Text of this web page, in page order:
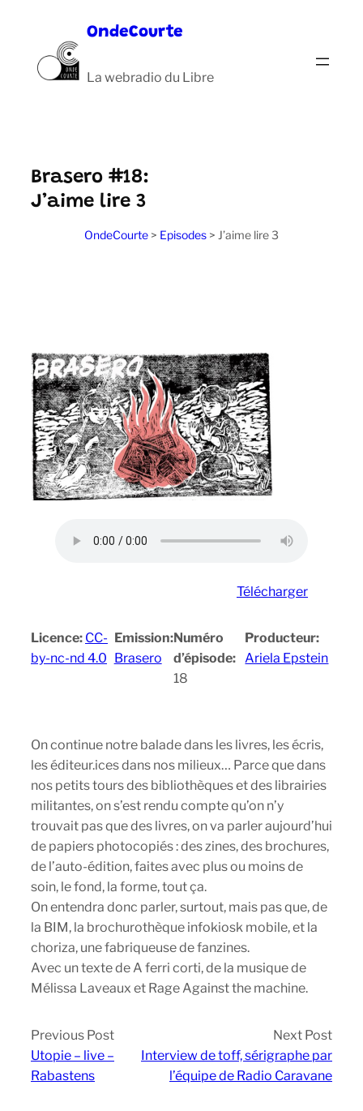
contenu
OndeCourte
La webradio du Libre
Brasero #18:
J’aime lire 3
OndeCourte > Episodes > J’aime lire 3
Télécharger
Licence: CC-
by-nc-nd 4.0
Emission:
Brasero
Numéro
d’épisode:
18
Producteur:
Ariela Epstein
On continue notre balade dans les livres, les écris,
les éditeur.ices dans nos milieux… Parce que dans
nos petits tours des bibliothèques et des librairies
militantes, on s’est rendu compte qu’on n’y
trouvait pas que des livres, on va parler aujourd’hui
de papiers photocopiés : des zines, des brochures,
de l’auto-édition, faites avec plus ou moins de
soin, le fond, la forme, tout ça.
On entendra donc parler, surtout, mais pas que, de
la BIM, la brochurothèque infokiosk mobile, et la
choriza, une fabriqueuse de fanzines.
Avec un texte de A ferri corti, de la musique de
Mélissa Laveaux et Rage Against the machine.
Previous Post
Utopie – live –
Rabastens
Next Post
Interview de toff, sérigraphe par
l’équipe de Radio Caravane